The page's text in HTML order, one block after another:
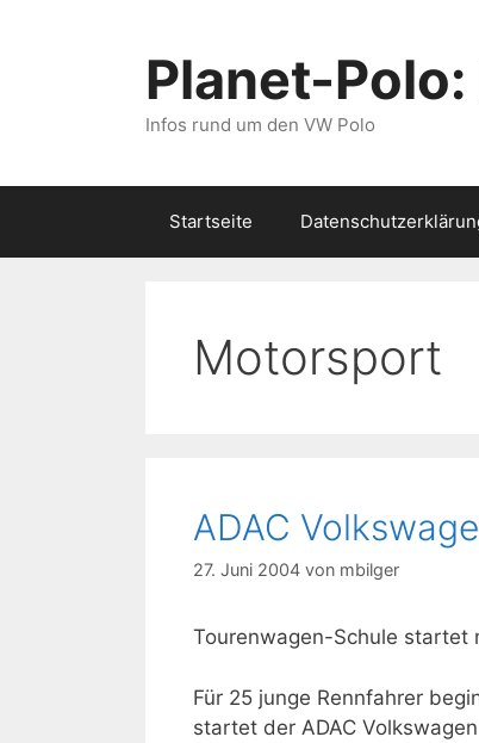
Planet-Polo:
Infos rund um den VW Polo
Startseite
Motorsport
ADAC
27. Juni 2004 von mbilger
Tourenwagen-Schule startet
Für 25 junge Rennfahrer
startet der ADAC